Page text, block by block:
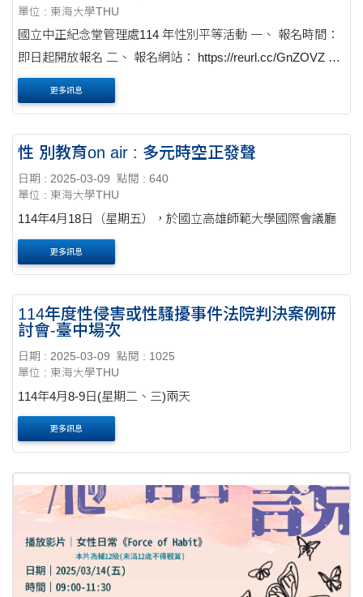
單位 : 東海大學THU
國立中正紀念堂管理處114 年性別平等活動 一、 報名時間：
即日起開放報名 二、 報名網站： https://reurl.cc/GnZOVZ
三、 活動簡介：參考附件
更多訊息
性 別教育on air : 多元時空正發聲
日期 : 2025-03-09
點閱 : 640
單位 : 東海大學THU
114年4月18日（星期五），於國立高雄師範大學國際會議廳
更多訊息
114年度性侵害或性騷擾事件法院判決案例研
討會-臺中場次
日期 : 2025-03-09
點閱 : 1025
單位 : 東海大學THU
114年4月8-9日(星期二、三)兩天
更多訊息